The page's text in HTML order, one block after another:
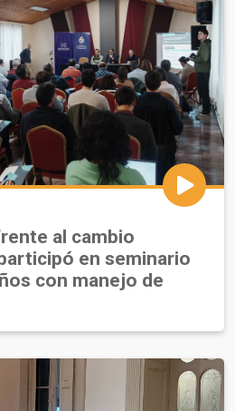
al cambio
en seminario
con manejo de